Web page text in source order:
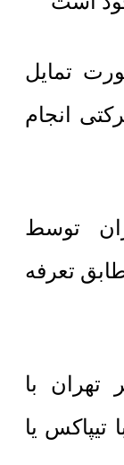
تمایل
انجام
توسط
تعرفه
تهران با
تیپاکس یا